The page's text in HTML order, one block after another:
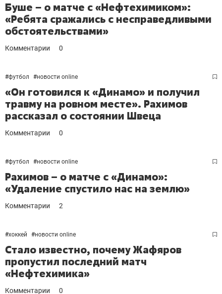
Буше – о матче с «Нефтехимиком»:
«Ребята сражались с несправедливыми
обстоятельствами»
Комментарии 0
#футбол #новости online
«Он готовился к «Динамо» и получил
травму на ровном месте». Рахимов
рассказал о состоянии Швеца
Комментарии 0
#футбол #новости online
Рахимов – о матче с «Динамо»:
«Удаление спустило нас на землю»
Комментарии 2
#хоккей #новости online
Стало известно, почему Жафяров
пропустил последний матч
«Нефтехимика»
Комментарии 0